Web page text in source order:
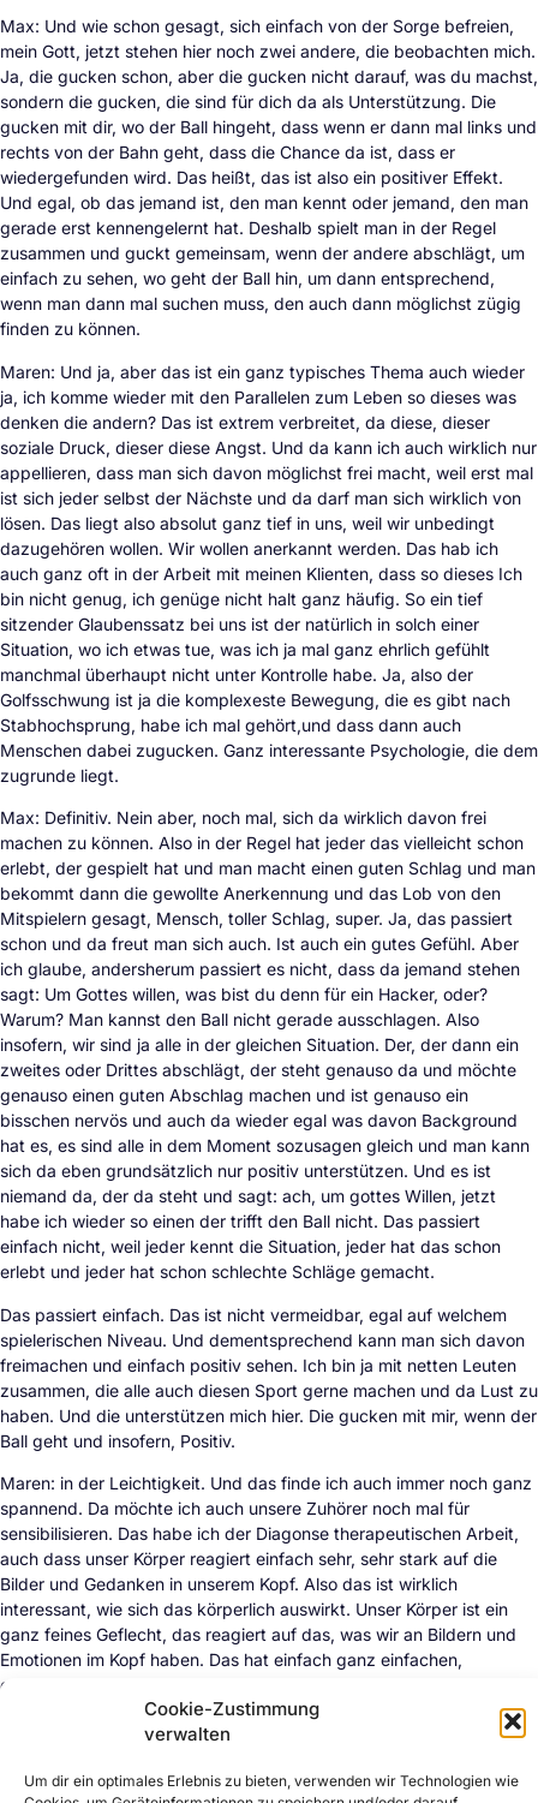
Cookie-Zustimmung
verwalten
Um dir ein optimales Erlebnis zu bieten, verwenden wir Technologien wie
Max: Und wie schon gesagt, sich einfach von der Sorge befreien,
mein Gott, jetzt stehen hier noch zwei andere, die beobachten mich.
Ja, die gucken schon, aber die gucken nicht darauf, was du machst,
sondern die gucken, die sind für dich da als Unterstützung. Die
gucken mit dir, wo der Ball hingeht, dass wenn er dann mal links und
rechts von der Bahn geht, dass die Chance da ist, dass er
wiedergefunden wird. Das heißt, das ist also ein positiver Effekt.
Und egal, ob das jemand ist, den man kennt oder jemand, den man
gerade erst kennengelernt hat. Deshalb spielt man in der Regel
zusammen und guckt gemeinsam, wenn der andere abschlägt, um
einfach zu sehen, wo geht der Ball hin, um dann entsprechend,
wenn man dann mal suchen muss, den auch dann möglichst zügig
finden zu können.
Maren: Und ja, aber das ist ein ganz typisches Thema auch wieder
ja, ich komme wieder mit den Parallelen zum Leben so dieses was
denken die andern? Das ist extrem verbreitet, da diese, dieser
soziale Druck, dieser diese Angst. Und da kann ich auch wirklich nur
appellieren, dass man sich davon möglichst frei macht, weil erst mal
ist sich jeder selbst der Nächste und da darf man sich wirklich von
lösen. Das liegt also absolut ganz tief in uns, weil wir unbedingt
dazugehören wollen. Wir wollen anerkannt werden. Das hab ich
auch ganz oft in der Arbeit mit meinen Klienten, dass so dieses Ich
bin nicht genug, ich genüge nicht halt ganz häufig. So ein tief
sitzender Glaubenssatz bei uns ist der natürlich in solch einer
Situation, wo ich etwas tue, was ich ja mal ganz ehrlich gefühlt
manchmal überhaupt nicht unter Kontrolle habe. Ja, also der
Golfsschwung ist ja die komplexeste Bewegung, die es gibt nach
Stabhochsprung, habe ich mal gehört,und dass dann auch
Menschen dabei zugucken. Ganz interessante Psychologie, die dem
zugrunde liegt.
Max: Definitiv. Nein aber, noch mal, sich da wirklich davon frei
machen zu können. Also in der Regel hat jeder das vielleicht schon
erlebt, der gespielt hat und man macht einen guten Schlag und man
bekommt dann die gewollte Anerkennung und das Lob von den
Mitspielern gesagt, Mensch, toller Schlag, super. Ja, das passiert
schon und da freut man sich auch. Ist auch ein gutes Gefühl. Aber
ich glaube, andersherum passiert es nicht, dass da jemand stehen
sagt: Um Gottes willen, was bist du denn für ein Hacker, oder?
Warum? Man kannst den Ball nicht gerade ausschlagen. Also
insofern, wir sind ja alle in der gleichen Situation. Der, der dann ein
zweites oder Drittes abschlägt, der steht genauso da und möchte
genauso einen guten Abschlag machen und ist genauso ein
bisschen nervös und auch da wieder egal was davon Background
hat es, es sind alle in dem Moment sozusagen gleich und man kann
sich da eben grundsätzlich nur positiv unterstützen. Und es ist
niemand da, der da steht und sagt: ach, um gottes Willen, jetzt
habe ich wieder so einen der trifft den Ball nicht. Das passiert
einfach nicht, weil jeder kennt die Situation, jeder hat das schon
erlebt und jeder hat schon schlechte Schläge gemacht.
Das passiert einfach. Das ist nicht vermeidbar, egal auf welchem
spielerischen Niveau. Und dementsprechend kann man sich davon
freimachen und einfach positiv sehen. Ich bin ja mit netten Leuten
zusammen, die alle auch diesen Sport gerne machen und da Lust zu
haben. Und die unterstützen mich hier. Die gucken mit mir, wenn der
Ball geht und insofern, Positiv.
Maren: in der Leichtigkeit. Und das finde ich auch immer noch ganz
spannend. Da möchte ich auch unsere Zuhörer noch mal für
sensibilisieren. Das habe ich der Diagonse therapeutischen Arbeit,
auch dass unser Körper reagiert einfach sehr, sehr stark auf die
Bilder und Gedanken in unserem Kopf. Also das ist wirklich
interessant, wie sich das körperlich auswirkt. Unser Körper ist ein
ganz feines Geflecht, das reagiert auf das, was wir an Bildern und
Emotionen im Kopf haben. Das hat einfach ganz einfachen,
evolutionsbedingten Grund, weil wir eben damals immer spürten,
der Säbelzahntiger kommt um die Ecke, dann haben wir sozusagen
auf Flucht oder Angriff gepolt. Heute gibt es keine Säbelzahntiger
Das wirkt sich sehr, sehr stark dann auch körperlich aus.